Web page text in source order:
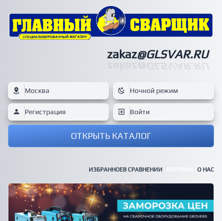
zakaz@GLSVAR.RU
Москва Ночной режим
Регистрация Войти
ОТКРЫТЬ КАТАЛОГ
ИЗБРАННОЕВ СРАВНЕНИИ О НАС